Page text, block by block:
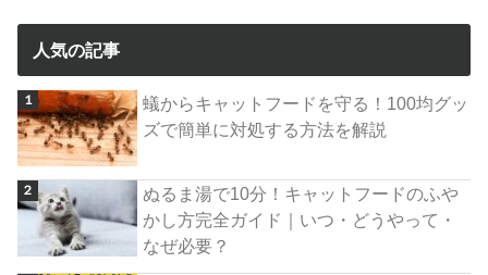
人気の記事
蟻からキャットフードを守る！100均グッ
ズで簡単に対処する方法を解説
ぬるま湯で10分！キャットフードのふや
かし方完全ガイド｜いつ・どうやって・
なぜ必要？